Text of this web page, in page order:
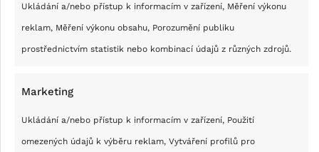
Ukládání a/nebo přístup k informacím v zařízení, Měření výkonu
reklam, Měření výkonu obsahu, Porozumění publiku
prostřednictvím statistik nebo kombinací údajů z různých zdrojů.
Marketing
Ukládání a/nebo přístup k informacím v zařízení, Použití
omezených údajů k výběru reklam, Vytváření profilů pro